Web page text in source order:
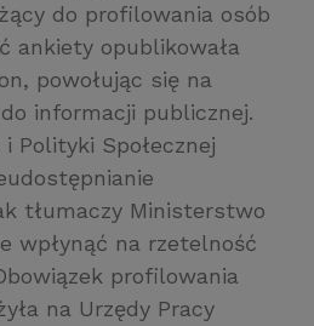
do profilowania osób
ankiety opublikowała
powołując się na
informacji publicznej.
Polityki Społecznej
tłumaczy Ministerstwo
wpłynąć na rzetelność
profilowania
na Urzędy Pracy